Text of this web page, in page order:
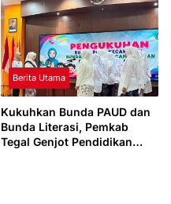
Berita Utama
Kukuhkan Bunda PAUD dan
Bunda Literasi, Pemkab
Tegal Genjot Pendidikan